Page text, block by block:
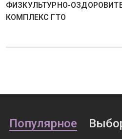
ФИЗКУЛЬТУРНО-
КОМПЛЕКС ГТО
Популярное